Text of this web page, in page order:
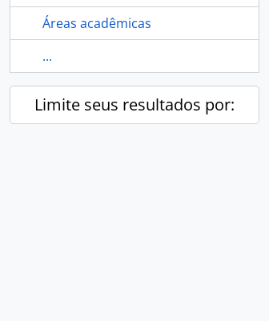
Áreas acadêmicas
...
Limite seus resultados por: